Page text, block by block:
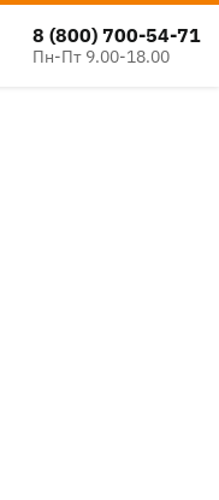
8 (800) 700-54-71
Пн-Пт 9.00-18.00